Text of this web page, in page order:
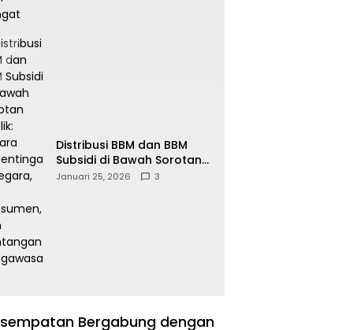
Distribusi BBM dan BBM
Subsidi di Bawah Sorotan
Publik: Antara Kepentingan
Januari 25, 2026 3
Bergabung dengan